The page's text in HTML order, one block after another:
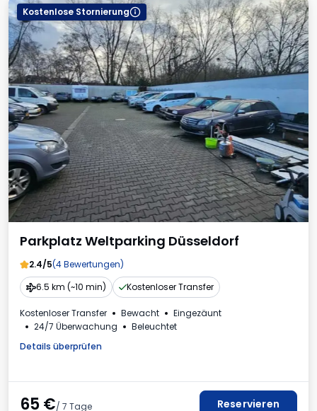
Kostenlose Stornierung
Parkplatz Weltparking Düsseldorf
2.4/5(4 Bewertungen)
6.5 km (~10 min)
Kostenloser Transfer
Kostenloser Transfer Bewacht
Eingezäunt
24/7 Überwachung
Beleuchtet
Details überprüfen
65€/ 7 Tage Reservieren